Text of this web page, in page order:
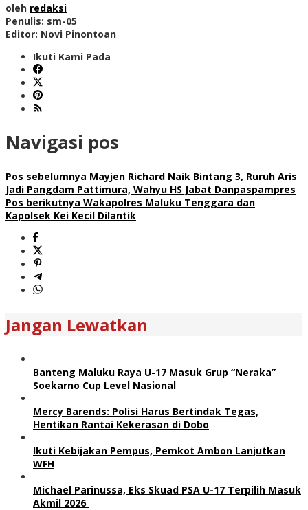
oleh redaksi
Penulis: sm-05
Editor: Novi Pinontoan
Ikuti Kami Pada
Navigasi pos
Pos sebelumnya Mayjen Richard Naik Bintang 3, Ruruh Aris
Jadi Pangdam Pattimura, Wahyu HS Jabat Danpaspampres
Pos berikutnya Wakapolres Maluku Tenggara dan
Kapolsek Kei Kecil Dilantik
Jangan Lewatkan
Banteng Maluku Raya U-17 Masuk Grup “Neraka”
Soekarno Cup Level Nasional
Mercy Barends: Polisi Harus Bertindak Tegas,
Hentikan Rantai Kekerasan di Dobo
Ikuti Kebijakan Pempus, Pemkot Ambon Lanjutkan
WFH
Michael Parinussa, Eks Skuad PSA U-17 Terpilih Masuk
Akmil 2026